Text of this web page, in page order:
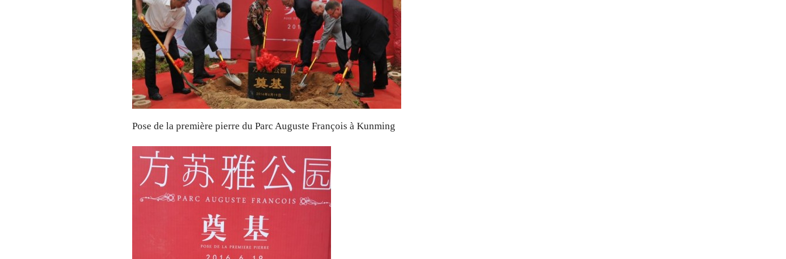
Pose de la première pierre du Parc Auguste François à Kunming